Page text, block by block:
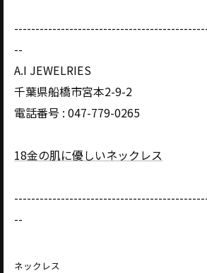
--
A.I JEWELRIES
千葉県船橋市宮本2-9-2
電話番号 : 047-779-0265
18金の肌に優しいネックレス
--
ネックレス